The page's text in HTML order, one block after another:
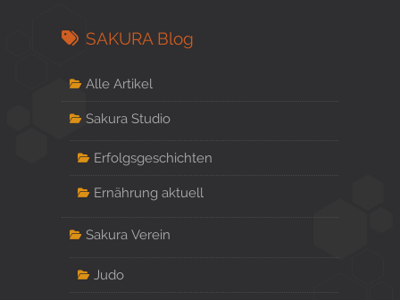
SAKURA Blog
Alle Artikel
Sakura Studio
Erfolgsgeschichten
Ernährung aktuell
Sakura Verein
Judo